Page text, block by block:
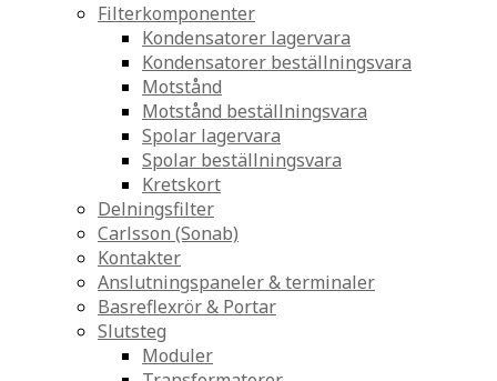
Filterkomponenter
Kondensatorer lagervara
Kondensatorer beställningsvara
Motstånd
Motstånd beställningsvara
Spolar lagervara
Spolar beställningsvara
Kretskort
Delningsfilter
Carlsson (Sonab)
Kontakter
Anslutningspaneler & terminaler
Basreflexrör & Portar
Slutsteg
Moduler